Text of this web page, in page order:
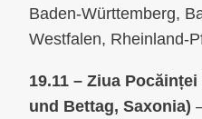
Baden-Württemberg,
Westfalen, Rheinland-
19.11 – Ziua
und Bettag, Saxonia)